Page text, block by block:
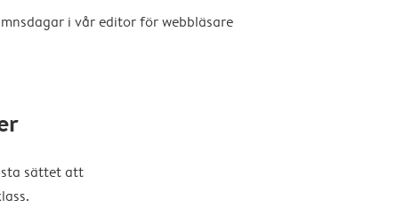
i vår editor för webbläsare
sättet att